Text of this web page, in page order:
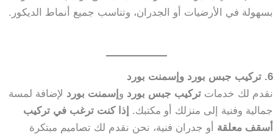
بسهولة في الأرضيات أو الجدران، وتناسب جميع أنماط الديكور.
6. تركيب جبس بورد وإسمنت بورد
نقدم لك خدمات تركيب جبس بورد و إسمنت بورد لإضافة لمسة
جمالية وفنية إلى منزلك أو مكتبك. إذا كنت ترغب في تركيب
أسقف معلقة أو جدران فنية، نحن نقدم لك تصاميم مبتكرة